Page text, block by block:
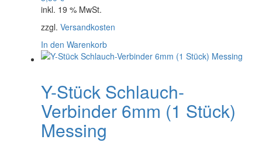
inkl. 19 % MwSt.
zzgl. Versandkosten
In den Warenkorb
Y-Stück Schlauch-
Verbinder 6mm (1 Stück)
Messing